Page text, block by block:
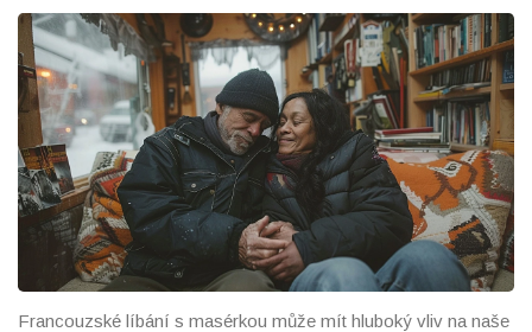
Francouzské líbání s masérkou může mít hluboký vliv na naše